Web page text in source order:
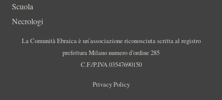
Scuola
Necrologi
La Comunità Ebraica è un’associazione riconosciuta scritta al registro
prefettura Milano numero d’ordine 285
C.F./P.IVA 03547690150
Privacy Policy